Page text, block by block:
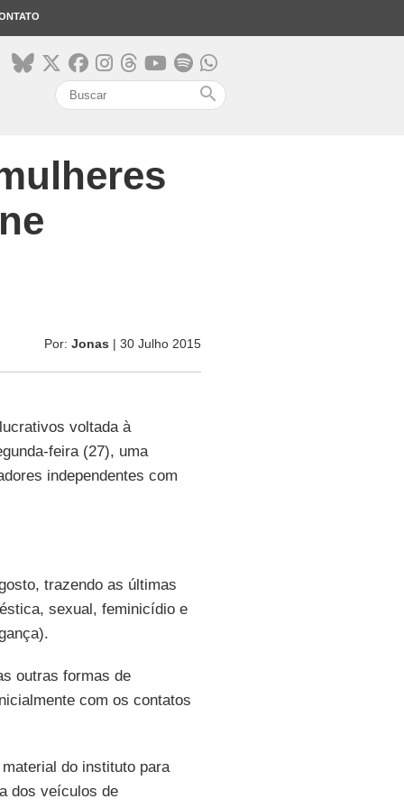
search
Por: Jonas | 30 Julho 2015
voltada à
feira (27), uma
independentes com
trazendo as últimas
sexual, feminicídio e
outras formas de
com os contatos
do instituto para
dos veículos de